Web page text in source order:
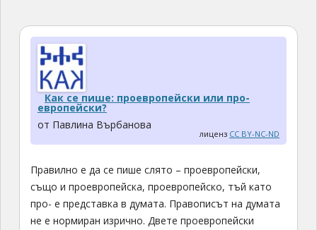
Как се пише: проевропейски или про-
европейски?
от Павлина Върбанова
лиценз CC BY-NC-ND
Правилно е да се пише слято – проевропейски,
също и проевропейска, проевропейско, тъй като
про- е представка в думата. Правописът на думата
не е нормиран изрично. Двете проевропейски